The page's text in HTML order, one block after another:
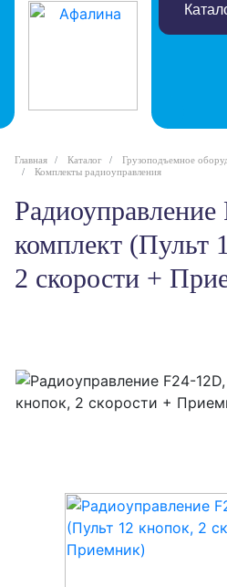
Главная Каталог
Грузоподъемное
Комплекты радиоуправления
Радиоуправление F24-12D,
комплект (Пульт
2 скорости +